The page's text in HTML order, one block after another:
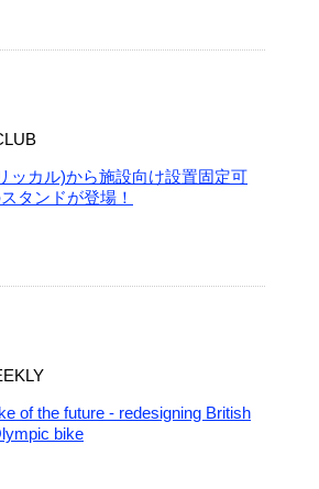
ッカル)から施設向け設置固定可
タンドが登場！
of the future - redesigning British
bike